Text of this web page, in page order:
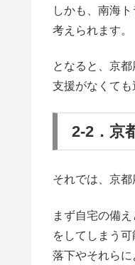
しかも、南海
考えられます。
となると、京
支援がなくても
2-2．京
それでは、京
まず自宅の備え
をしてしまう
落下やそれらに